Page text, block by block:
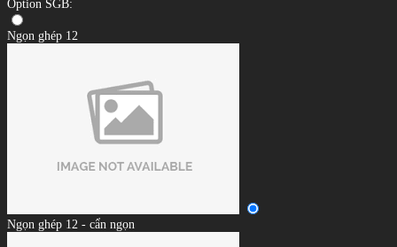
Option SGB:
Ngọn ghép 12
Ngọn ghép 12 - cẩn ngọn